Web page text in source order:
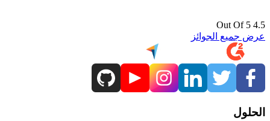
4.5 Out Of 5
عرض جميع الجوائز
الحلول